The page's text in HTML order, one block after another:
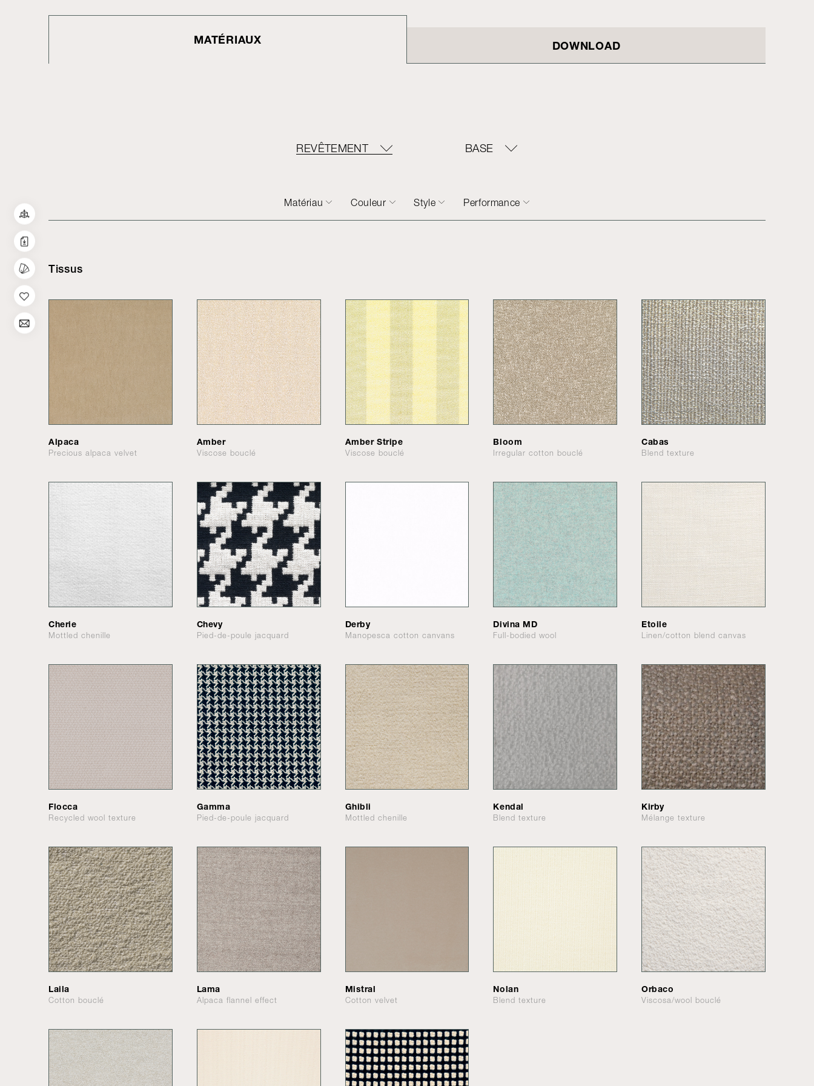
MATÉRIAUX DOWNLOAD
REVÊTEMENT BASE
Matériau Couleur Style Performance
Tissus
Alpaca
Precious alpaca velvet
Amber
Viscose bouclé
Amber Stripe
Viscose bouclé
Bloom
Irregular cotton bouclé
Cabas
Blend texture
Cherie
Mottled chenille
Chevy
Pied-de-poule jacquard
Derby
Manopesca cotton canvans
Divina MD
Full-bodied wool
Etoile
Linen/cotton blend canvas
Flocca
Recycled wool texture
Gamma
Pied-de-poule jacquard
Ghibli
Mottled chenille
Kendal
Blend texture
Kirby
Mélange texture
Laila
Cotton bouclé
Lama
Alpaca flannel effect
Mistral
Cotton velvet
Nolan
Blend texture
Orbaco
Viscosa/wool bouclé